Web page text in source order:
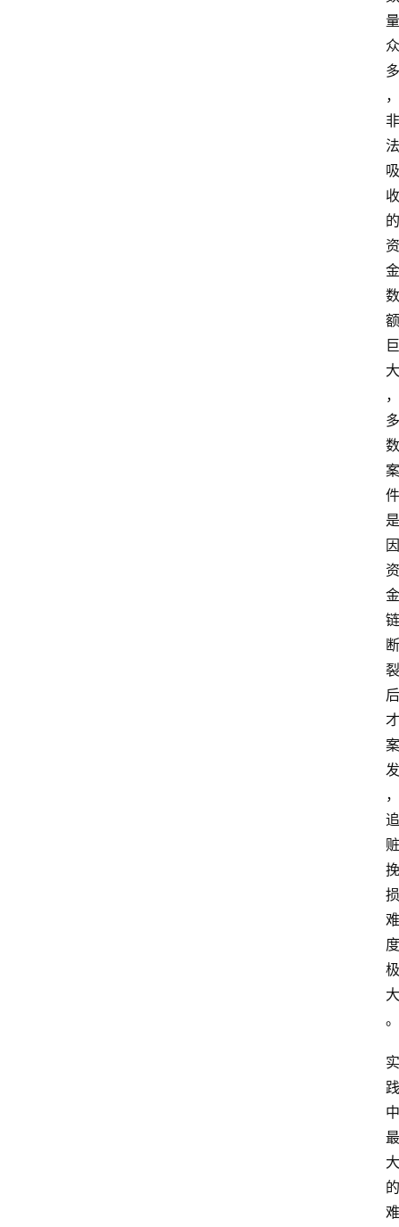
量
众
多
，
非
法
吸
收
的
资
金
数
额
巨
大
，
多
数
案
件
是
因
资
金
链
断
裂
后
才
案
发
，
追
赃
挽
损
难
度
极
大
。
实
践
中
最
大
的
难